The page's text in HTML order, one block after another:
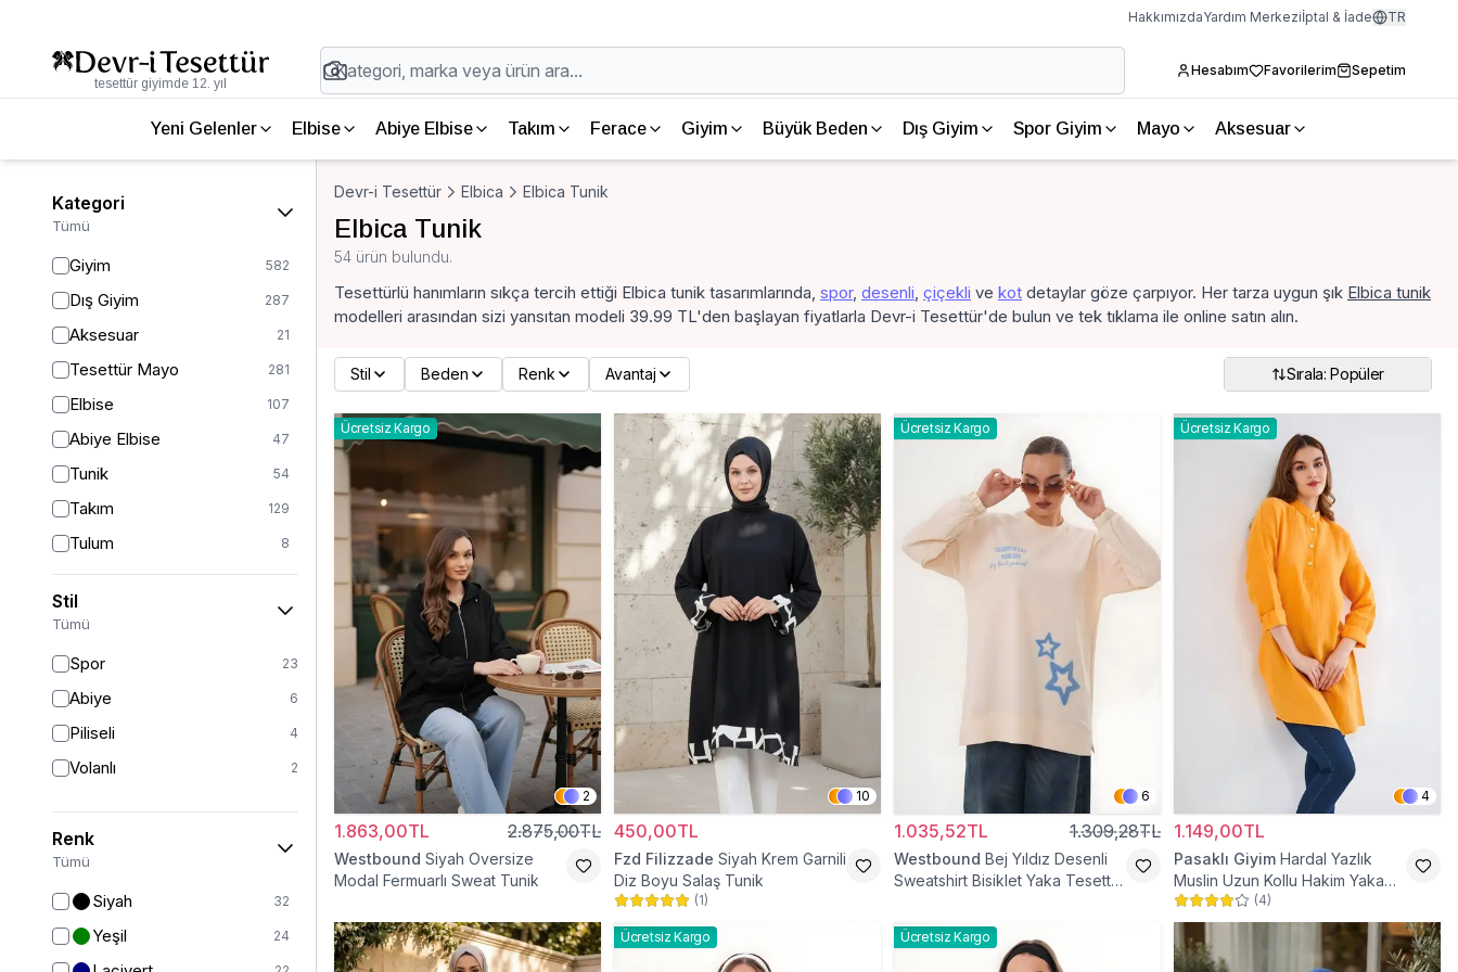
HakkımızdaYardım Merkeziİptal & İade TR
tesettür giyimde 12. yıl
Hesabım Favorilerim Sepetim
Yeni Gelenler Elbise Abiye Elbise Takım Ferace Giyim Büyük Beden Dış Giyim Spor Giyim Mayo Aksesuar
Kategori
Tümü
Giyim 582
Dış Giyim 287
Aksesuar 21
Tesettür Mayo 281
Elbise 107
Abiye Elbise 47
Tunik 54
Takım 129
Tulum 8
Pantolon 151
Etek 19
Ferace 126
Kap & Pardesü
Trençkot
Hırka
Stil
Tümü
Spor 23
Abiye 6
Piliseli 4
Volanlı 2
Renk
Tümü
Siyah 32
Yeşil 24
Devr-i Tesettür Elbica Elbica Tunik
Elbica Tunik
54 ürün bulundu.
Tesettürlü hanımların sıkça tercih ettiği Elbica tunik tasarımlarında, spor, desenli, çiçekli ve kot detaylar göze çarpıyor. Her tarza uygun şık Elbica tunik
modelleri arasından sizi yansıtan modeli 39.99 TL'den başlayan fiyatlarla Devr-i Tesettür'de bulun ve tek tıklama ile online satın alın.
Stil Beden Renk Avantaj Sırala: Popüler
Ücretsiz Kargo
2
1.863,00TL 2.875,00TL
Westbound Siyah Oversize
Modal Fermuarlı Sweat Tunik
10
450,00TL
Fzd Filizzade Siyah Krem Garnili
Diz Boyu Salaş Tunik
(1)
Ücretsiz Kargo
6
1.035,52TL 1.309,28TL
Westbound Bej Yıldız Desenli
Sweatshirt Bisiklet Yaka Tesettür
Ücretsiz Kargo
4
1.149,00TL
Pasaklı Giyim Hardal Yazlık
Muslin Uzun Kollu Hakim Yaka
Cepli Tesettür Tunik
(4)
Ücretsiz Kargo Ücretsiz Kargo